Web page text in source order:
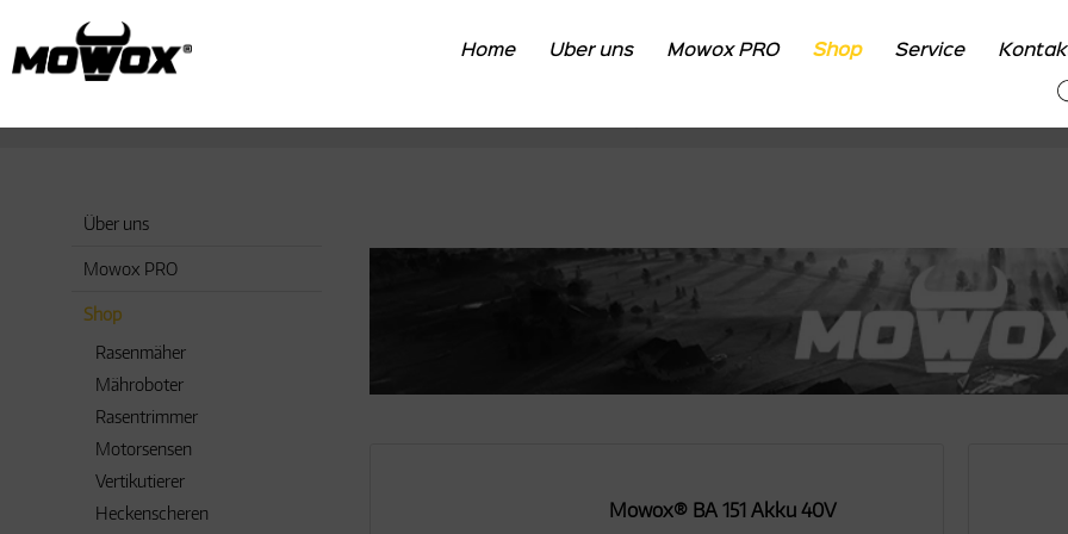
Home Über uns Mowox PRO Shop Service
Über uns
Mowox PRO
Shop
Rasenmäher
Mähroboter
Rasentrimmer
Motorsensen
Vertikutierer
Heckenscheren
Mowox® BA 151 Akku 40V